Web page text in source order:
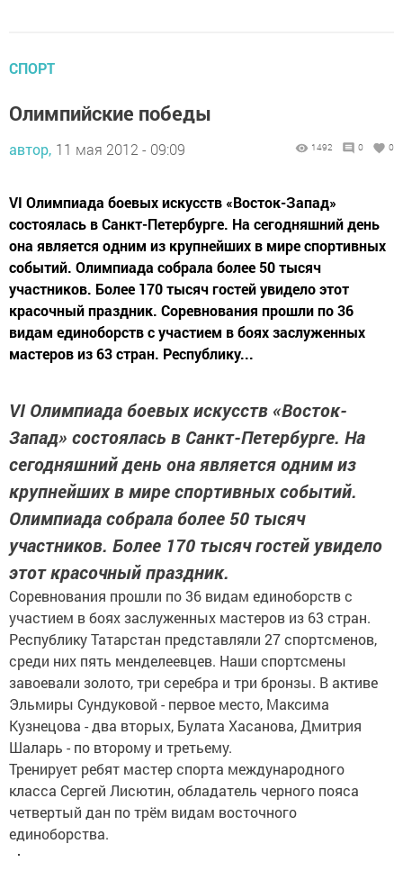
СПОРТ
Олимпийские победы
автор, 11 мая 2012 - 09:09 1492 0 0
VI Олимпиада боевых искусств «Восток-Запад»
состоялась в Санкт-Петербурге. На сегодняшний день
она является одним из крупнейших в мире спортивных
событий. Олимпиада собрала более 50 тысяч
участников. Более 170 тысяч гостей увидело этот
красочный праздник. Соревнования прошли по 36
видам единоборств с участием в боях заслуженных
мастеров из 63 стран. Республику...
VI Олимпиада боевых искусств «Восток-
Запад» состоялась в Санкт-Петербурге. На
сегодняшний день она является одним из
крупнейших в мире спортивных событий.
Олимпиада собрала более 50 тысяч
участников. Более 170 тысяч гостей увидело
этот красочный праздник.
Соревнования прошли по 36 видам единоборств с
участием в боях заслуженных мастеров из 63 стран.
Республику Татарстан представляли 27 спортсменов,
среди них пять менделеевцев. Наши спортсмены
завоевали золото, три серебра и три бронзы. В активе
Эльмиры Сундуковой - первое место, Максима
Кузнецова - два вторых, Булата Хасанова, Дмитрия
Шаларь - по второму и третьему.
Тренирует ребят мастер спорта международного
класса Сергей Лисютин, обладатель черного пояса
четвертый дан по трём видам восточного
единоборства.